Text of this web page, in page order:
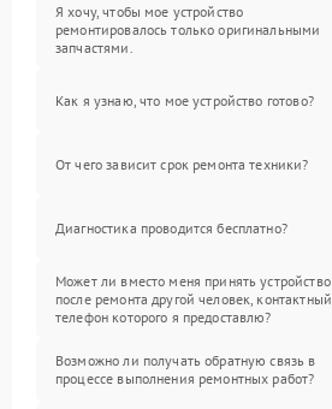
Я хочу, чтобы мое устройство
ремонтировалось только оригинальными
запчастями.
Как я узнаю, что мое устройство готово?
От чего зависит срок ремонта техники?
Диагностика проводится бесплатно?
Может ли вместо меня принять устройство
после ремонта другой человек, контактный
телефон которого я предоставлю?
Возможно ли получать обратную связь в
процессе выполнения ремонтных работ?